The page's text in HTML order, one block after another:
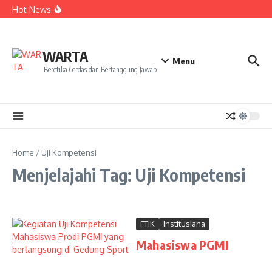
Lewati ke konten
Hot News
ke NCC 4 Bali
Sukseskan Kerja Bakti di Anjungan Melancar
WARTA
Beretika Cerdas dan Bertanggung Jawab
Menu
Home / Uji Kompetensi
Menjelajahi Tag: Uji Kompetensi
FTIK Institusiana
Mahasiswa PGMI